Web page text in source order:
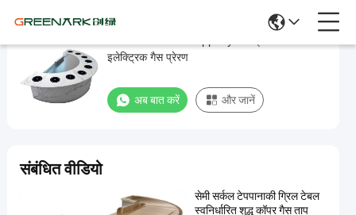
स्टेनलेस
स्टील
304
टेबल
इलेक्ट्रिक
इलेक्ट्रिक गैस प्रेरण
अब बात करें और जानें
संबंधित वीडियो
सेमी सर्कल टेपपानाकी ग्रिल टेबल
स्वनिर्धारित शुद्ध कॉपर गैस ताप